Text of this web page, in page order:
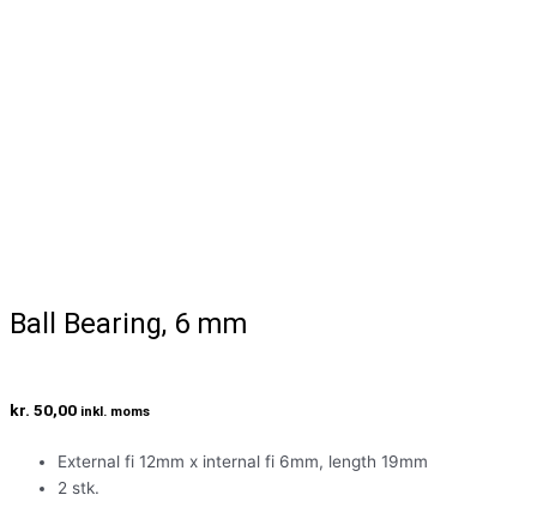
Ball Bearing, 6 mm
kr. 50,00 inkl. moms
External fi 12mm x internal fi 6mm, length 19mm
2 stk.